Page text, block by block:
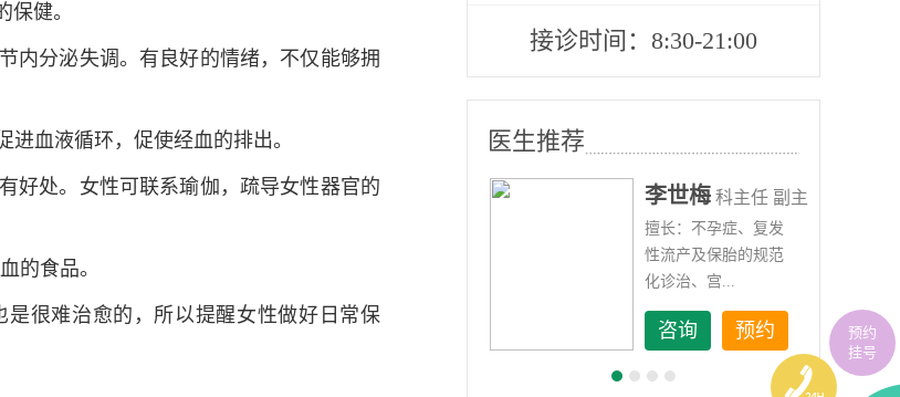
健。
内分泌失调。有良好的情绪，不仅能够拥
血液循环，促使经血的排出。
好处。女性可联系瑜伽，疏导女性器官的
的食品。
很难治愈的，所以提醒女性做好日常保
接诊时间：8:30-21:00
医生推荐
李翠玲 副主任医师
咨询
李世梅 科主任 副主
任医师
擅长：不孕症、复发
性流产及保胎的规范
化诊治、宫...
咨询 预约
预约
挂号